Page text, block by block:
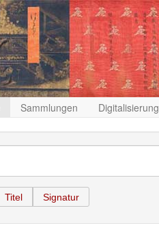
Sammlungen Digitalisierung
Titel Signatur